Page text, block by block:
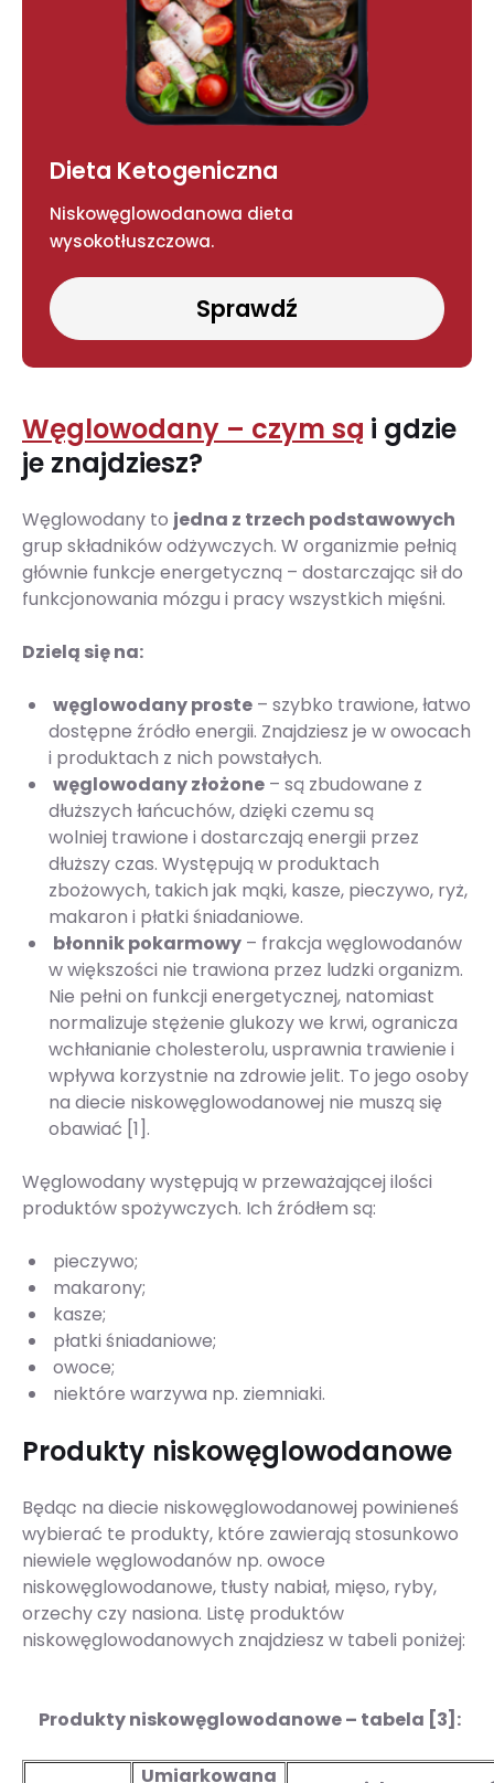
Dieta Ketogeniczna
Niskowęglowodanowa dieta
wysokotłuszczowa.
Sprawdź
Węglowodany – czym są i gdzie
je znajdziesz?
Węglowodany to jedna z trzech podstawowych
grup składników odżywczych. W organizmie pełnią
głównie funkcje energetyczną – dostarczając sił do
funkcjonowania mózgu i pracy wszystkich mięśni.
Dzielą się na:
węglowodany proste – szybko trawione, łatwo
dostępne źródło energii. Znajdziesz je w owocach
i produktach z nich powstałych.
węglowodany złożone – są zbudowane z
dłuższych łańcuchów, dzięki czemu są
wolniej trawione i dostarczają energii przez
dłuższy czas. Występują w produktach
zbożowych, takich jak mąki, kasze, pieczywo, ryż,
makaron i płatki śniadaniowe.
błonnik pokarmowy – frakcja węglowodanów
w większości nie trawiona przez ludzki organizm.
Nie pełni on funkcji energetycznej, natomiast
normalizuje stężenie glukozy we krwi, ogranicza
wchłanianie cholesterolu, usprawnia trawienie i
wpływa korzystnie na zdrowie jelit. To jego osoby
na diecie niskowęglowodanowej nie muszą się
obawiać [1].
Węglowodany występują w przeważającej ilości
produktów spożywczych. Ich źródłem są:
pieczywo;
makarony;
kasze;
płatki śniadaniowe;
owoce;
niektóre warzywa np. ziemniaki.
Produkty niskowęglowodanowe
Będąc na diecie niskowęglowodanowej powinieneś
wybierać te produkty, które zawierają stosunkowo
niewiele węglowodanów np. owoce
niskowęglowodanowe, tłusty nabiał, mięso, ryby,
orzechy czy nasiona. Listę produktów
niskowęglowodanowych znajdziesz w tabeli poniżej:
Produkty niskowęglowodanowe – tabela [3]:
Umiarkowana